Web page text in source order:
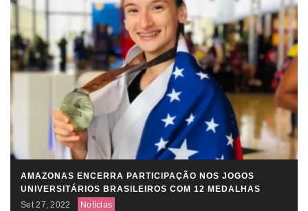
AMAZONAS ENCERRA PARTICIPAÇÃO NOS JOGOS
UNIVERSITÁRIOS BRASILEIROS COM 12 MEDALHAS
Set 27, 2022
Notícias